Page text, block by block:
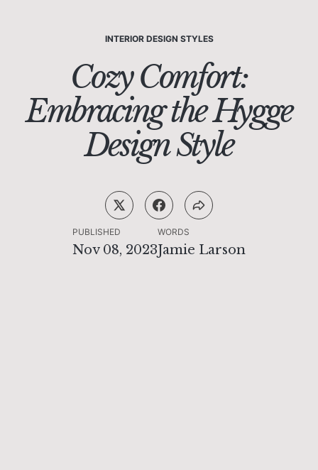
INTERIOR DESIGN STYLES
Cozy Comfort:
Embracing the Hygge
Design Style
PUBLISHED
Nov 08, 2023
WORDS
Jamie Larson